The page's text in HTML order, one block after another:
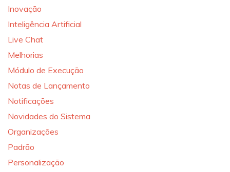
Inovação
Inteligência Artificial
Live Chat
Melhorias
Módulo de Execução
Notas de Lançamento
Notificações
Novidades do Sistema
Organizações
Padrão
Personalização